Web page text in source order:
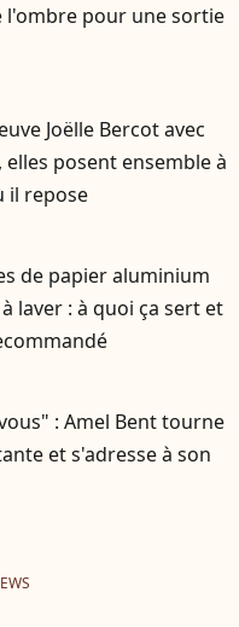
l'ombre pour une sortie
Joëlle Bercot avec
posent ensemble à
il repose
de papier aluminium
laver : à quoi ça sert et
: Amel Bent tourne
et s'adresse à son